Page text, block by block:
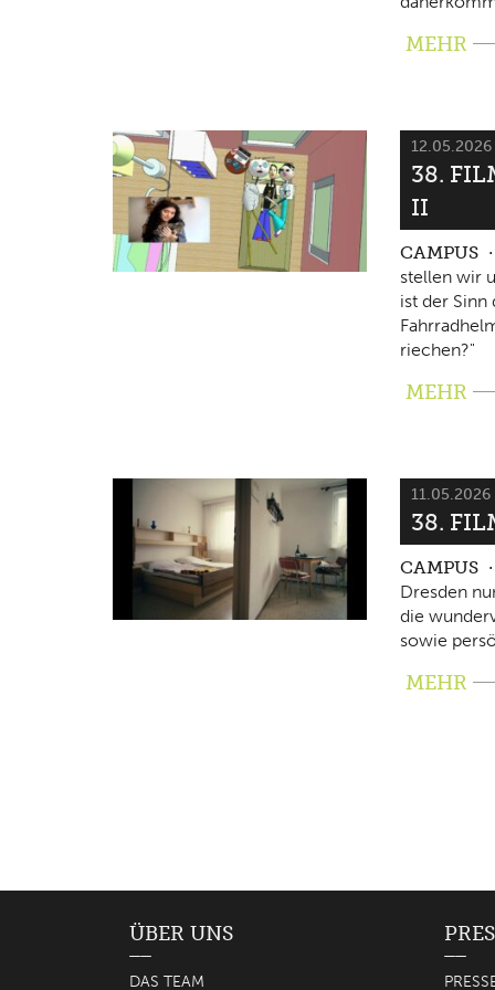
MEHR
12.05.2026
38.
II
CAMPUS
stellen wir
ist der Sinn
riechen?"
MEHR
11.05.2026
38.
CAMPUS
Dresden
die
sowie
MEHR
ÜBER UNS
DAS TEAM